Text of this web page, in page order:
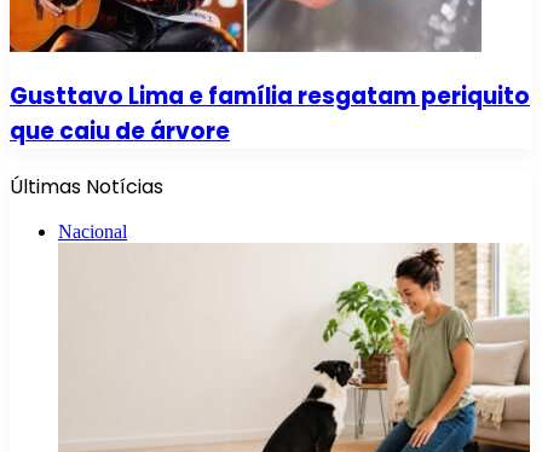
Gusttavo Lima e família resgatam periquito
que caiu de árvore
Últimas Notícias
Nacional